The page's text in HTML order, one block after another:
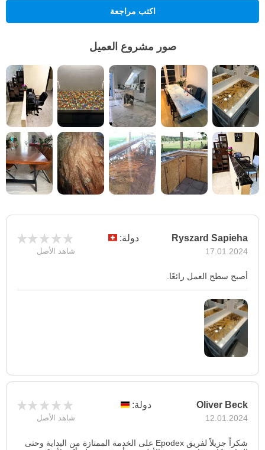
اكتب مراجعة
صور مشروع العميل
Ryszard Sapieha
17.01.2024
دولة:
شاهد الأصل
أصبح سطح العمل رائعًا.
Oliver Beck
12.01.2024
دولة:
شاهد الأصل
شكراً جزيلاً لفريق Epodex على الخدمة الممتازة من البداية وحتى